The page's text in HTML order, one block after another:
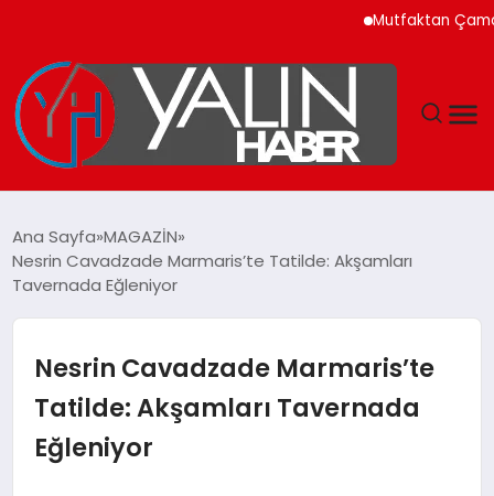
Mutfaktan Çamaşır
YAŞAM
Ana Sayfa MAGAZİN
Nesrin Cavadzade Marmaris’te Tatilde: Akşamları
Tavernada Eğleniyor
Nesrin Cavadzade Marmaris’te
Tatilde: Akşamları Tavernada
Eğleniyor